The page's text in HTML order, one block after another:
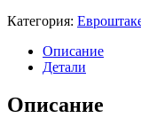
Категория:
Описание
Детали
Описание